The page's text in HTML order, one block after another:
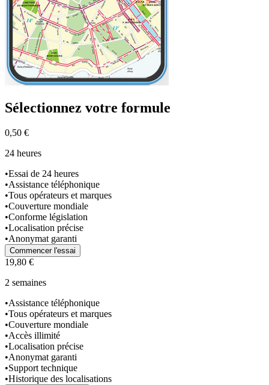
Sélectionnez votre formule
0,50 €
24 heures
•Essai de 24 heures
•Assistance téléphonique
•Tous opérateurs et marques
•Couverture mondiale
•Conforme législation
•Localisation précise
•Anonymat garanti
Commencer l'essai
19,80 €
2 semaines
•Assistance téléphonique
•Tous opérateurs et marques
•Couverture mondiale
•Accès illimité
•Localisation précise
•Anonymat garanti
•Support technique
•Historique des localisations